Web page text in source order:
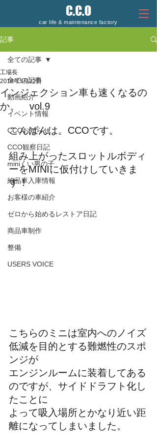
C.C.O
car life & maintenance factory
記事
全ての記事
動画紹介
イベント情報
CCOお知らせ
CCO観察日記
miniくい男の子
納品車入庫情報
お客様の車紹介
ゼロから始めるレストア日記
商品車制作
整備
USERS VOICE
全ての記事
インジェクション車も速くなるの
か。 vol.9
工場長
2018年5月22日
こんばんは。CCOです。
組み上がったスロットルボディ
ーをMINIに仮付けしていきま
す！
こちらのミニは室内へのノイズ
低減を目的とする難燃性のスポ
ンジが
エンジンルームに装着してある
のですが、サイドドラフト化し
たことに
よって吸入場所とかなり近い距
離になってしまいました。